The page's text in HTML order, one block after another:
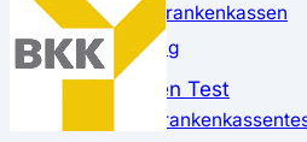
günstigste Krankenkassen
Zusatzbeitrag
✅ Krankenkassen Test
Der große